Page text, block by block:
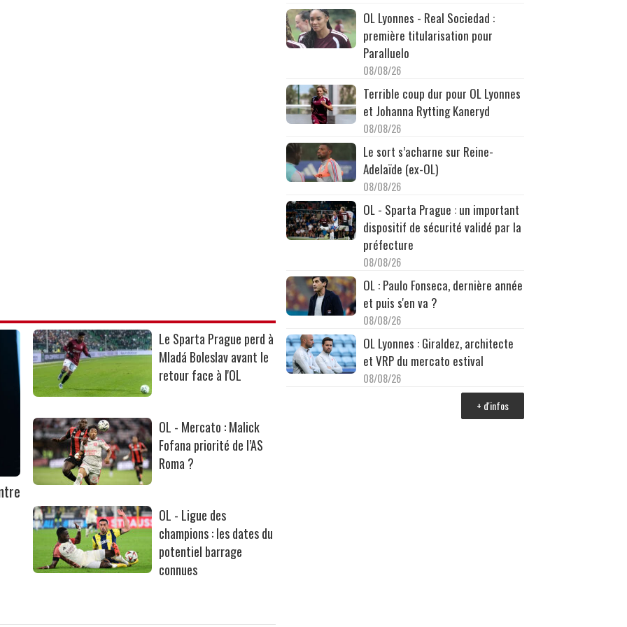
Le Sparta Prague perd à
Mladá Boleslav avant le
retour face à l'OL
OL - Mercato : Malick
Fofana priorité de l’AS
Roma ?
OL - Ligue des
champions : les dates du
potentiel barrage
connues
OL Lyonnes - Real Sociedad :
première titularisation pour
Paralluelo
08/08/26
Terrible coup dur pour OL Lyonnes
et Johanna Rytting Kaneryd
08/08/26
Le sort s’acharne sur Reine-
Adelaïde (ex-OL)
08/08/26
OL - Sparta Prague : un important
dispositif de sécurité validé par la
préfecture
08/08/26
OL : Paulo Fonseca, dernière année
et puis s'en va ?
08/08/26
OL Lyonnes : Giraldez, architecte
et VRP du mercato estival
08/08/26
+ d'infos